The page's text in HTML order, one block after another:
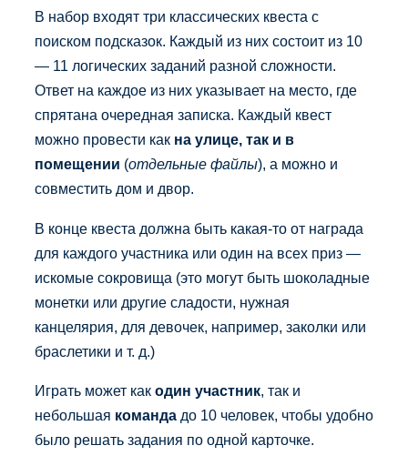
В набор входят три классических квеста с
поиском подсказок. Каждый из них состоит из 10
— 11 логических заданий разной сложности.
Ответ на каждое из них указывает на место, где
спрятана очередная записка. Каждый квест
можно провести как на улице, так и в
помещении (отдельные файлы), а можно и
совместить дом и двор.
В конце квеста должна быть какая-то от награда
для каждого участника или один на всех приз —
искомые сокровища (это могут быть шоколадные
монетки или другие сладости, нужная
канцелярия, для девочек, например, заколки или
браслетики и т. д.)
Играть может как один участник, так и
небольшая команда до 10 человек, чтобы удобно
было решать задания по одной карточке.